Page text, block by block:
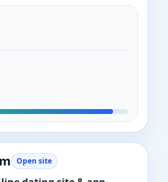
Open site